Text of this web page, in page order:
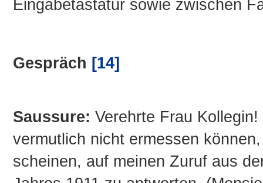
Eingabetastatur sowie zwischen
Gespräch [14]
Saussure: Verehrte Frau
vermutlich nicht ermessen
scheinen, auf meinen Zuruf aus